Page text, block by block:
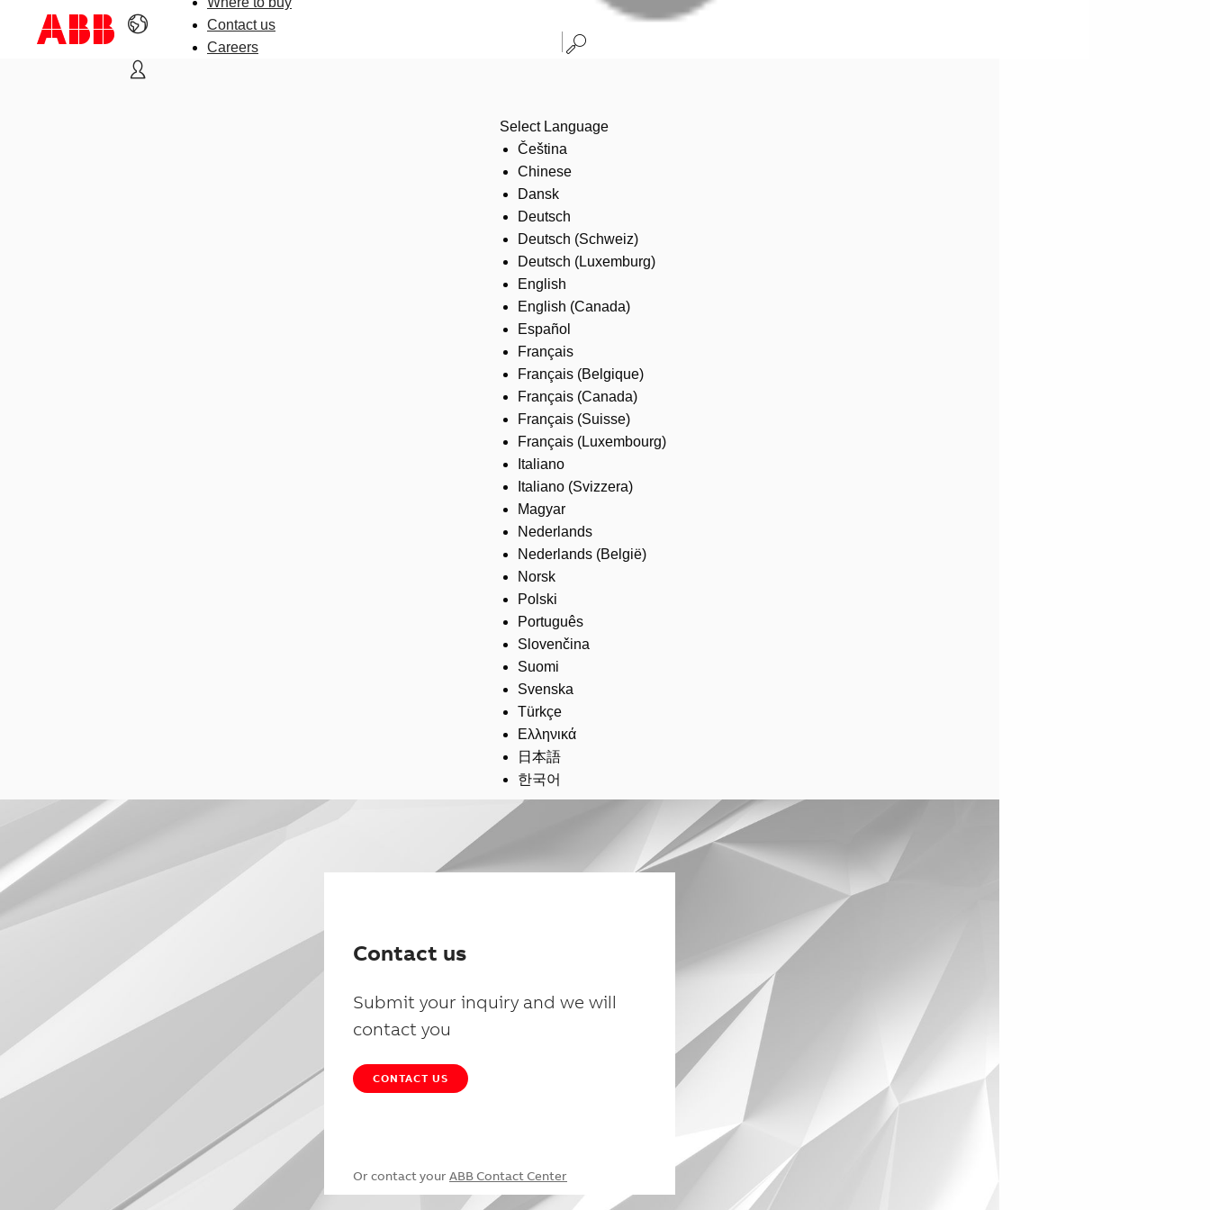
Contact us
Careers
Select Language
Čeština
Chinese
Dansk
Deutsch
Deutsch (Schweiz)
Deutsch (Luxemburg)
English
English (Canada)
Español
Français
Français (Belgique)
Français (Canada)
Français (Suisse)
Français (Luxembourg)
Italiano
Italiano (Svizzera)
Magyar
Nederlands
Nederlands (België)
Norsk
Polski
Português
Slovenčina
Suomi
Svenska
Türkçe
Ελληνικά
日本語
한국어
Contact us
Submit your inquiry and we will
contact you
CONTACT US
Or contact your ABB Contact Center